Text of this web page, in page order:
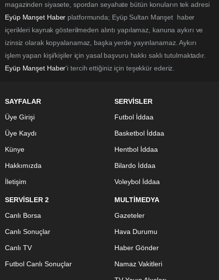
magazinden siyasete, spordan seyahate bütün konuların tek adresi
Eyüp Manşet Haber platformunda; Eyüp Sultan Manşet haber
içerikleri kaynak gösterilmeden alıntı yapılamaz, kanuna aykırı ve
izinsiz olarak kopyalanamaz, başka yerde yayınlanamaz. Aykırı
işlem yapan kişi/kişiler için yasal başvuru hakkı saklı tutulmaktadır.
Eyüp Manşet Haber'i tercih ettiğiniz için teşekkür ederiz.
SAYFALAR
Üye Girişi
Üye Kaydı
Künye
Hakkımızda
İletişim
SERVİSLER
Futbol İddaa
Basketbol İddaa
Hentbol İddaa
Bilardo İddaa
Voleybol İddaa
SERVİSLER 2
Canlı Borsa
Canlı Sonuçlar
Canlı TV
Futbol Canlı Sonuçlar
MULTİMEDYA
Gazeteler
Hava Durumu
Haber Gönder
Namaz Vakitleri